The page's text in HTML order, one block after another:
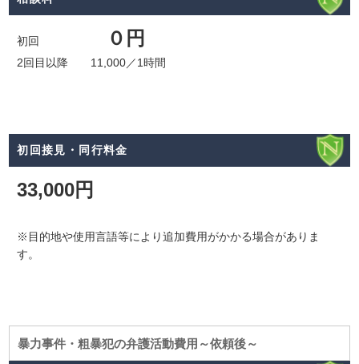
初回 ０円
2回目以降 11,000／1時間
初回接見・同行料金
33,000円
※目的地や使用言語等により追加費用がかかる場合がありま
す。
暴力事件・粗暴犯の弁護活動費用～依頼後～